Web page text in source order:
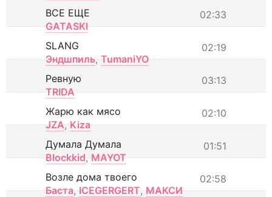
02:33
ВСЕ ЕЩЕ
GATASKI
02:19
SLANG
Эндшпиль, TumaniYO
03:13
Ревную
TRIDA
02:10
Жарю как мясо
JZA, Kiza
01:51
Думала Думала
Blockkid, MAYOT
02:58
Возле дома твоего
Баста, ICEGERGERT, МАКСИ